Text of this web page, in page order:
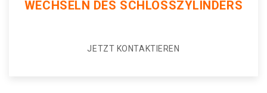
WECHSELN DES SCHLOSSZYLINDERS
JETZT KONTAKTIEREN